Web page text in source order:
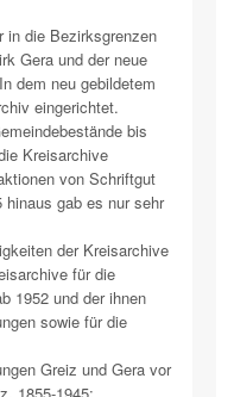
in die Bezirksgrenzen
Gera und der neue
dem neu gebildetem
eingerichtet.
bis
Kreisarchive
von Schriftgut
hinaus gab es nur sehr
der Kreisarchive
für die
1952 und der ihnen
sowie für die
Greiz und Gera vor